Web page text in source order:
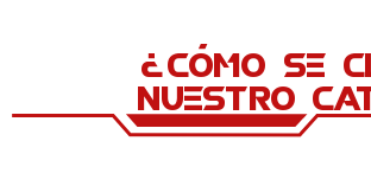
¿Cómo se
nuestro